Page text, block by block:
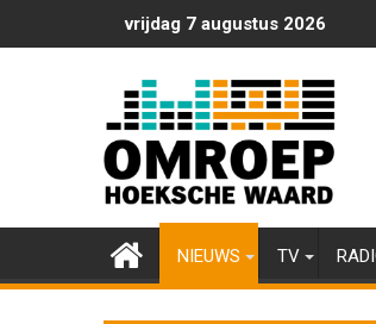
naar
vrijdag 7 augustus 2026
NIEUWS TV